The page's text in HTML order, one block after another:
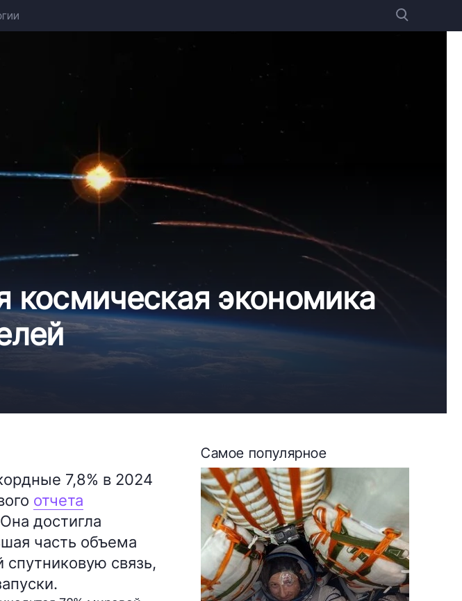
экономика
7,8% в 2024
отчета
достигла
часть объема
связь,
Самое популярное